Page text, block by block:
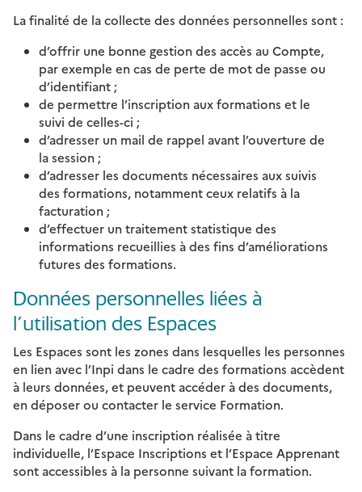
La finalité de la collecte des données personnelles sont :
d’offrir une bonne gestion des accès au Compte,
par exemple en cas de perte de mot de passe ou
d’identifiant ;
de permettre l’inscription aux formations et le
suivi de celles-ci ;
d’adresser un mail de rappel avant l’ouverture de
la session ;
d’adresser les documents nécessaires aux suivis
des formations, notamment ceux relatifs à la
facturation ;
d’effectuer un traitement statistique des
informations recueillies à des fins d’améliorations
futures des formations.
Données personnelles liées à
l’utilisation des Espaces
Les Espaces sont les zones dans lesquelles les personnes
en lien avec l’Inpi dans le cadre des formations accèdent
à leurs données, et peuvent accéder à des documents,
en déposer ou contacter le service Formation.
Dans le cadre d’une inscription réalisée à titre
individuelle, l’Espace Inscriptions et l’Espace Apprenant
sont accessibles à la personne suivant la formation.